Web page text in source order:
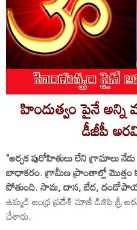
హిందుత్వం పైనే
డీజీపీ
"అర్చక పురోహితులు లేని గ్రామాలు
బాధాకరం. గ్రామీణ ప్రాంతాల్లో
పోతుంది. సామ, దాన, బేద,
ఉమ్మడి ఆంధ్ర ప్రదేశ్ మాజీ డిజిపి శ్రీ
చేశారు.